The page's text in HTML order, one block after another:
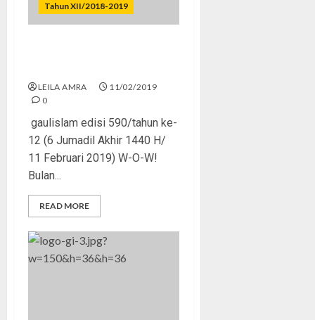
Tahun XII/2018-2019
LEILA AMRA
11/02/2019
0
gaulislam edisi 590/tahun ke-
12 (6 Jumadil Akhir 1440 H/
11 Februari 2019) W-O-W!
Bulan...
READ MORE